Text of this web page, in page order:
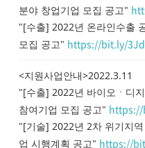
분야 창업기업 모집 공고"
"[수출] 2022년 온라인수출
모집 공고" https://bit.ly/
<지원사업안내>2022.3.11
"[수출] 2022년 바이오ㆍ디
참여기업 모집 공고" https://
"[기술] 2022년 2차 위기지
업 시행계획 공고" https://